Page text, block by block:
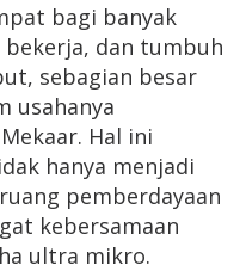
bagi banyak
dan tumbuh
sebagian besar
usahanya
Hal ini
hanya menjadi
pemberdayaan
kebersamaan
ultra mikro.